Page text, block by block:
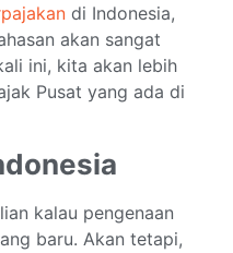
di Indonesia,
akan sangat
ini, kita akan lebih
Pusat yang ada di
kalau pengenaan
baru. Akan tetapi,